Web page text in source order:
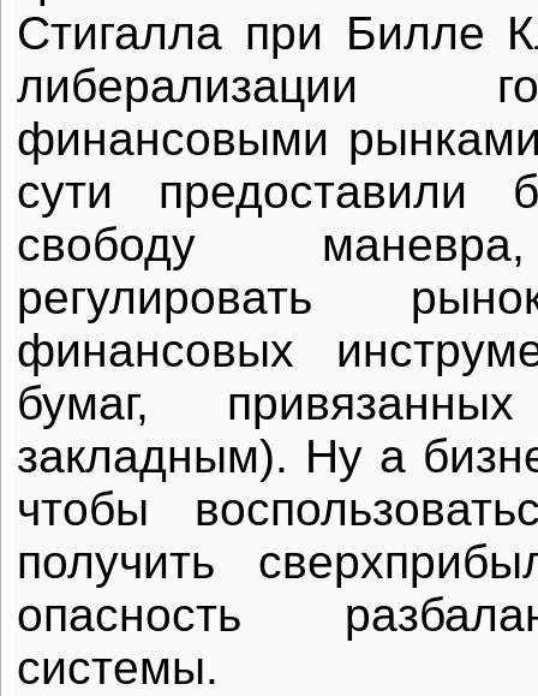
Стигалла при Билле
либерализации
финансовыми
сути предоставили
свободу
регулировать
финансовых
бумаг,
закладным). Ну а
чтобы
получить
опасность
системы.